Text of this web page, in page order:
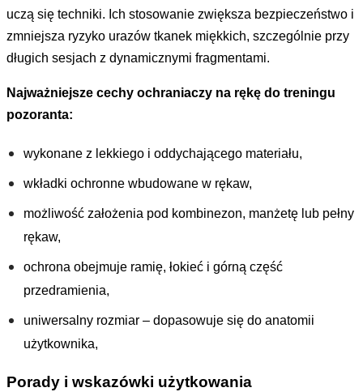
uczą się techniki. Ich stosowanie zwiększa bezpieczeństwo i
zmniejsza ryzyko urazów tkanek miękkich, szczególnie przy
długich sesjach z dynamicznymi fragmentami.
Najważniejsze cechy ochraniaczy na rękę do treningu
pozoranta:
wykonane z lekkiego i oddychającego materiału,
wkładki ochronne wbudowane w rękaw,
możliwość założenia pod kombinezon, manżetę lub pełny
rękaw,
ochrona obejmuje ramię, łokieć i górną część
przedramienia,
uniwersalny rozmiar – dopasowuje się do anatomii
użytkownika,
Porady i wskazówki użytkowania